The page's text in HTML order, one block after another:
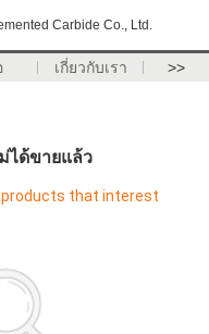
Carbide Co., Ltd.
เกี่ยวกับเรา >>
ด้ขายแล้ว
products that interest